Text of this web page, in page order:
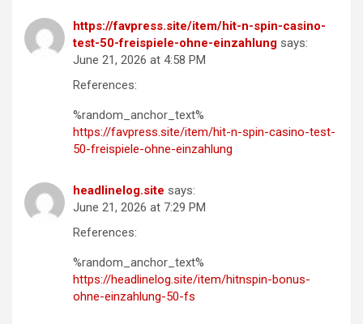
https://favpress.site/item/hit-n-spin-casino-
test-50-freispiele-ohne-einzahlung says:
June 21, 2026 at 4:58 PM
References:
%random_anchor_text%
https://favpress.site/item/hit-n-spin-casino-test-
50-freispiele-ohne-einzahlung
headlinelog.site says:
June 21, 2026 at 7:29 PM
References:
%random_anchor_text%
https://headlinelog.site/item/hitnspin-bonus-
ohne-einzahlung-50-fs